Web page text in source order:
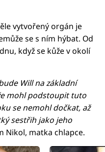
vytvořený orgán je
se s ním hýbat. Od
když se kůže v okolí
Will na základní
mohl podstoupit tuto
se nemohl dočkat, až
sestřih jako jeho
Nikol, matka chlapce.